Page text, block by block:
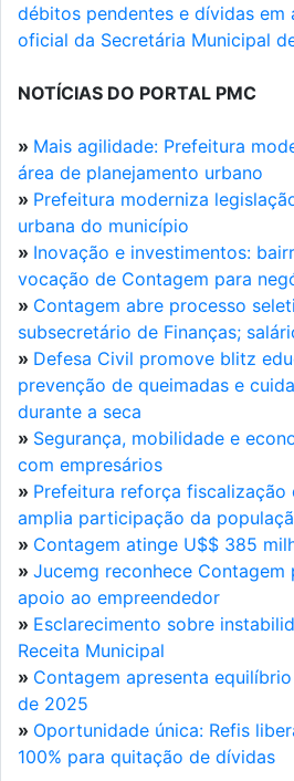
débitos pendentes e dívidas
oficial da Secretária Municipal
NOTÍCIAS DO PORTAL PMC
» Mais agilidade: Prefeitura
área de planejamento urbano
» Prefeitura moderniza
urbana do município
» Inovação e investimentos:
vocação de Contagem para
» Contagem abre processo
subsecretário de Finanças;
» Defesa Civil promove blitz
prevenção de queimadas e
durante a seca
» Segurança, mobilidade e
com empresários
» Prefeitura reforça fiscalização
amplia participação da
» Contagem atinge U$$ 385
» Jucemg reconhece
apoio ao empreendedor
» Esclarecimento sobre
Receita Municipal
» Contagem apresenta
de 2025
» Oportunidade única: Refis
100% para quitação de dívidas